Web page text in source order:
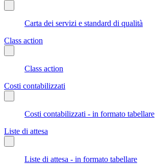
Carta dei servizi e standard di qualità
Class action
Class action
Costi contabilizzati
Costi contabilizzati - in formato tabellare
Liste di attesa
Liste di attesa - in formato tabellare